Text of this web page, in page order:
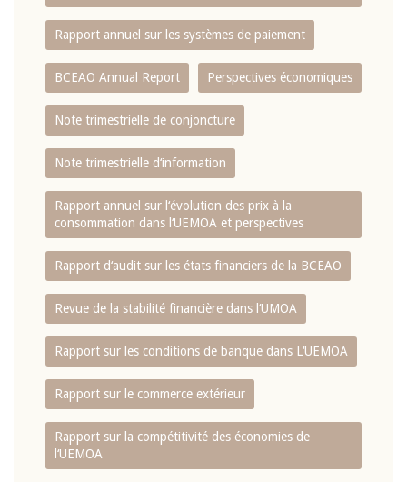
Rapport annuel sur les systèmes de paiement
BCEAO Annual Report Perspectives économiques
Note trimestrielle de conjoncture
Note trimestrielle d‘information
Rapport annuel sur l‘évolution des prix à la
consommation dans l‘UEMOA et perspectives
Rapport d‘audit sur les états financiers de la BCEAO
Revue de la stabilité financière dans l‘UMOA
Rapport sur les conditions de banque dans L‘UEMOA
Rapport sur le commerce extérieur
Rapport sur la compétitivité des économies de
l‘UEMOA